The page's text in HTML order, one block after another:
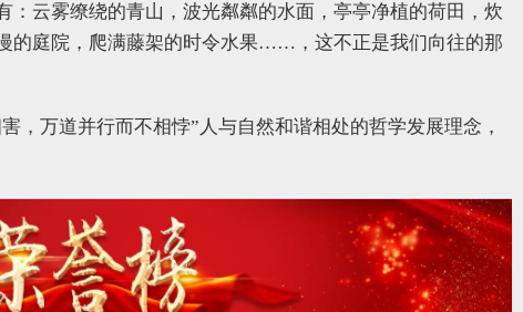
：云雾缭绕的青山，波光粼粼的水面，亭亭净植的荷田，炊
的庭院，爬满藤架的时令水果……，这不正是我们向往的那
，万道并行而不相悖”人与自然和谐相处的哲学发展理念，